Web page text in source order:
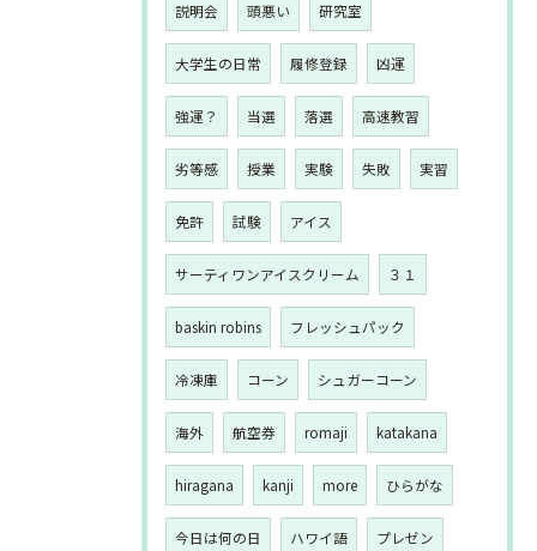
説明会 頭悪い 研究室
大学生の日常 履修登録 凶運
強運？ 当選 落選 高速教習
劣等感 授業 実験 失敗 実習
免許 試験 アイス
サーティワンアイスクリーム ３１
baskin robins フレッシュパック
冷凍庫 コーン シュガーコーン
海外 航空券 romaji katakana
hiragana kanji more ひらがな
今日は何の日 ハワイ語 プレゼン